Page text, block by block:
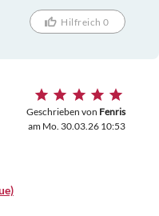
Neil Brand aus
und mitreißendes
Hilfreich 0
Geschrieben von Fenris
am Mo. 30.03.26 10:53